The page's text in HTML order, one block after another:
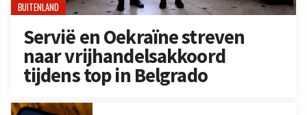
BUITENLAND
Servië en Oekraïne streven
naar vrijhandelsakkoord
tijdens top in Belgrado